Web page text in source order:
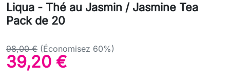
Liqua - Thé au Jasmin / Jasmine Tea
Pack de 20
98,00 € (Économisez 60%)
39,20 €